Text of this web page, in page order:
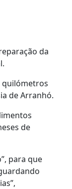
da
quilómetros
de Arranhó.
de
para que